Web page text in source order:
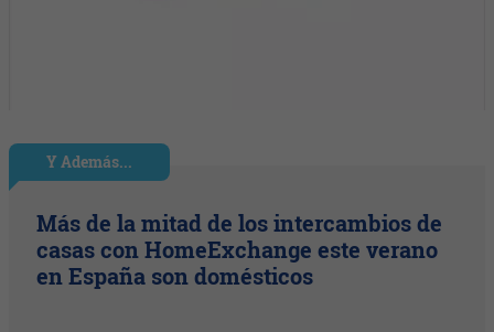
Y Además...
Más de la mitad de los intercambios de
casas con HomeExchange este verano
en España son domésticos